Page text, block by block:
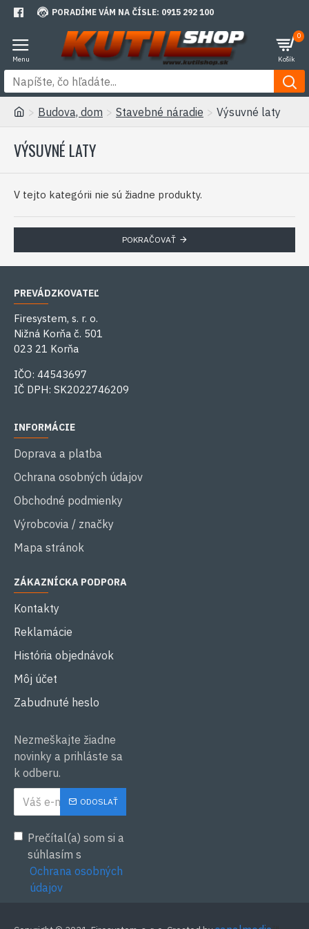
PORADÍME VÁM NA ČÍSLE: 0915 292 100
0
Budova, dom Stavebné náradie Výsuvné laty
VÝSUVNÉ LATY
V tejto kategórii nie sú žiadne produkty.
POKRAČOVAŤ
PREVÁDZKOVATEĽ
Firesystem, s. r. o.
Nižná Korňa č. 501
023 21 Korňa
IČO: 44543697
IČ DPH: SK2022746209
INFORMÁCIE
Doprava a platba
Ochrana osobných údajov
Obchodné podmienky
Výrobcovia / značky
Mapa stránok
ZÁKAZNÍCKA PODPORA
Kontakty
Reklamácie
História objednávok
Môj účet
Zabudnuté heslo
Nezmeškajte žiadne
novinky a prihláste sa
k odberu.
ODOSLAŤ
Prečítal(a) som si a
súhlasím s
Ochrana osobných
údajov